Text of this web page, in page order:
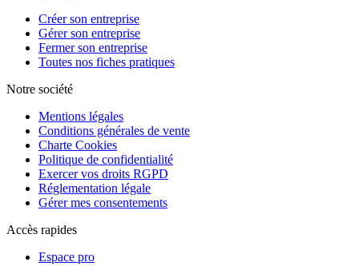
Créer son entreprise
Gérer son entreprise
Fermer son entreprise
Toutes nos fiches pratiques
Notre société
Mentions légales
Conditions générales de vente
Charte Cookies
Politique de confidentialité
Exercer vos droits RGPD
Réglementation légale
Gérer mes consentements
Accès rapides
Espace pro